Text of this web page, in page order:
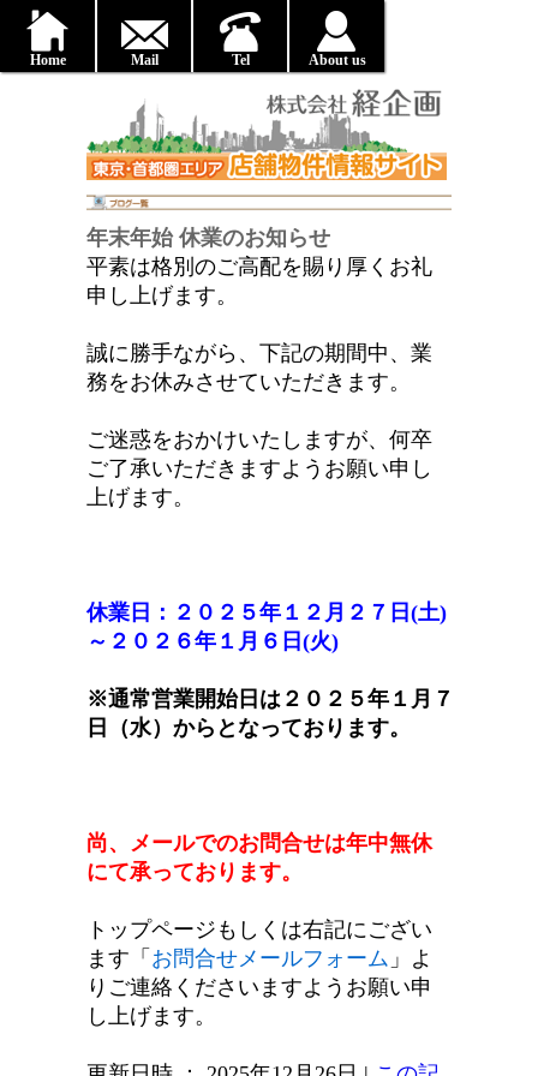
Home Mail Tel About us
年末年始 休業のお知らせ
平素は格別のご高配を賜り厚くお礼
申し上げます。
誠に勝手ながら、下記の期間中、業
務をお休みさせていただきます。
ご迷惑をおかけいたしますが、何卒
ご了承いただきますようお願い申し
上げます。
休業日：２０２５年１２月２７日(土)
～２０２６年１月６日(火)
※通常営業開始日は２０２５年１月７
日（水）からとなっております。
尚、メールでのお問合せは年中無休
にて承っております。
トップページもしくは右記にござい
ます「 お問合せメールフォーム 」よ
りご連絡くださいますようお願い申
し上げます。